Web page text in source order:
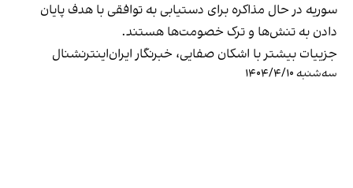
سوریه در حال مذاکره برای دستیابی به توافقی با هدف پایان
دادن به تنش‌ها و ترک خصومت‌ها هستند.
جزییات بیشتر با اشکان صفایی، خبرنگار ایران‌اینترنشنال
سه‌شنبه ۱۴۰۴/۴/۱۰